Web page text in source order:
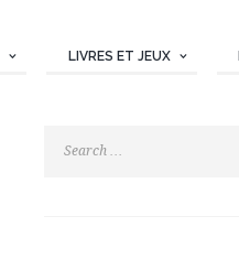
LIVRES ET JEUX